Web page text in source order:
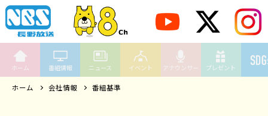
ホーム 番組情報 ニュース イベント アナウンサー プレゼント
ホーム 会社情報 番組基準